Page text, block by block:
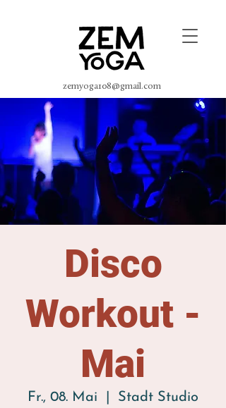
zemyoga108@gmail.com
Disco
Workout -
Mai
Fr., 08. Mai Stadt Studio